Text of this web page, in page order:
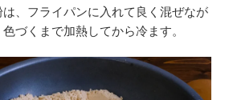
は、フライパンに入れて良く混ぜなが
色づくまで加熱してから冷ます。